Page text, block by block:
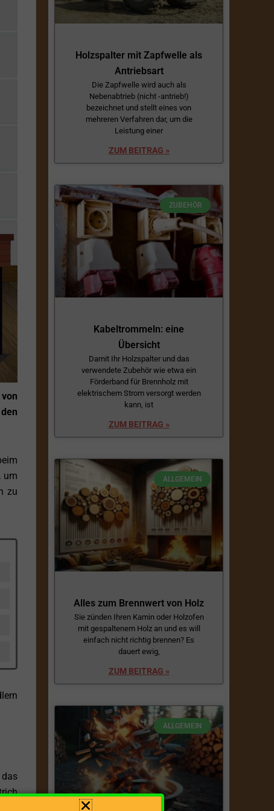
um
zu
das
Holzspalter mit Zapfwelle als
Antriebsart
Die Zapfwelle wird auch als
Nebenabtrieb (nicht -antrieb!)
bezeichnet und stellt eines von
mehreren Verfahren dar, um die
Leistung einer
ZUM BEITRAG »
ZUBEHÖR
Kabeltrommeln: eine
Übersicht
Damit Ihr Holzspalter und das
verwendete Zubehör wie etwa ein
Förderband für Brennholz mit
elektrischem Strom versorgt werden
kann, ist
ZUM BEITRAG »
ALLGEMEIN
Alles zum Brennwert von Holz
Sie zünden Ihren Kamin oder Holzofen
mit gespaltenem Holz an und es will
einfach nicht richtig brennen? Es
dauert ewig,
ZUM BEITRAG »
ALLGEMEIN